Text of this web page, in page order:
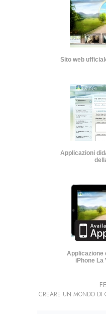
Sito web
Applicazioni
Applicazione
iPhone La
CREARE UN MONDO DI